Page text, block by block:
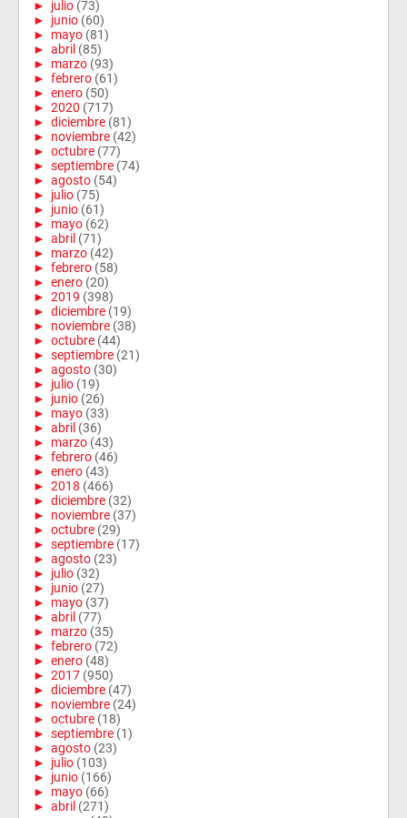
► julio (73)
► junio (60)
► mayo (81)
► abril (85)
► marzo (93)
► febrero (61)
► enero (50)
► 2020 (717)
► diciembre (81)
► noviembre (42)
► octubre (77)
► septiembre (74)
► agosto (54)
► julio (75)
► junio (61)
► mayo (62)
► abril (71)
► marzo (42)
► febrero (58)
► enero (20)
► 2019 (398)
► diciembre (19)
► noviembre (38)
► octubre (44)
► septiembre (21)
► agosto (30)
► julio (19)
► junio (26)
► mayo (33)
► abril (36)
► marzo (43)
► febrero (46)
► enero (43)
► 2018 (466)
► diciembre (32)
► noviembre (37)
► octubre (29)
► septiembre (17)
► agosto (23)
► julio (32)
► junio (27)
► mayo (37)
► abril (77)
► marzo (35)
► febrero (72)
► enero (48)
► 2017 (950)
► diciembre (47)
► noviembre (24)
► octubre (18)
► septiembre (1)
► agosto (23)
► julio (103)
► junio (166)
► mayo (66)
► abril (271)